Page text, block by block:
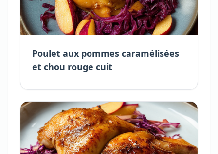
Poulet aux pommes caramélisées
et chou rouge cuit